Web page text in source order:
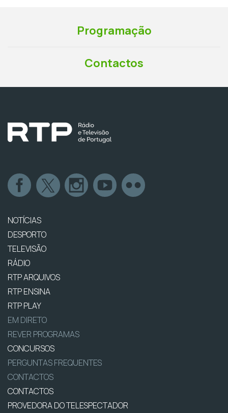
Programação
Contactos
NOTÍCIAS
DESPORTO
TELEVISÃO
RÁDIO
RTP ARQUIVOS
RTP ENSINA
RTP PLAY
EM DIRETO
REVER PROGRAMAS
CONCURSOS
PERGUNTAS FREQUENTES
CONTACTOS
CONTACTOS
PROVEDORA DO TELESPECTADOR